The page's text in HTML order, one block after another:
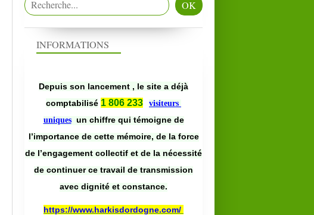
INFORMATIONS
Depuis son lancement , le site a déjà
comptabilisé 1 806 233
visiteurs
uniques un chiffre qui témoigne de
l’importance de cette mémoire, de la force
de l’engagement collectif et de la nécessité
de continuer ce travail de transmission
avec dignité et constance.
https://www.harkisdordogne.com/